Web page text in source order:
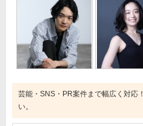
芸能・SNS・PR案件まで幅広く対応
い。